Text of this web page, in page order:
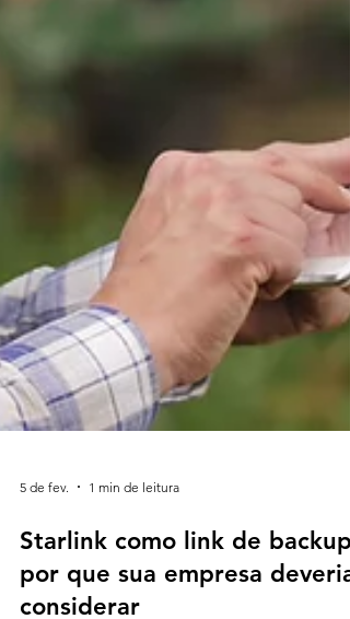
Starlink como link de backup:
por que sua empresa deveria